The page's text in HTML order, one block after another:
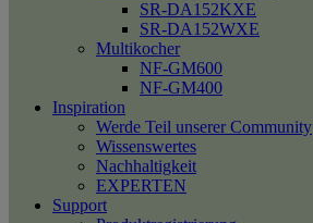
SR-DA152KXE
SR-DA152WXE
Multikocher
NF-GM600
NF-GM400
Inspiration
Werde Teil unserer Community
Wissenswertes
Nachhaltigkeit
EXPERTEN
Support